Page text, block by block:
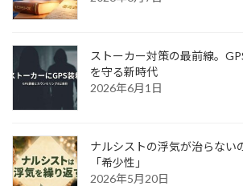
ストーカー対策の最前線。
を守る新時代
2026年6月1日
ナルシストの浮気が治らない
「希少性」
2026年5月20日